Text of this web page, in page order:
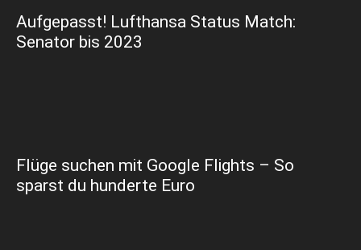
Aufgepasst! Lufthansa Status Match:
Senator bis 2023
Flüge suchen mit Google Flights – So
sparst du hunderte Euro